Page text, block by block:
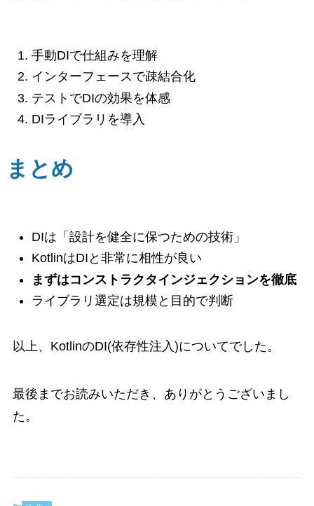
手動DIで仕組みを理解
インターフェースで疎結合化
テストでDIの効果を体感
DIライブラリを導入
まとめ
DIは「設計を健全に保つための技術」
KotlinはDIと非常に相性が良い
まずはコンストラクタインジェクションを徹底
ライブラリ選定は規模と目的で判断
以上、KotlinのDI(依存性注入)についてでした。
最後までお読みいただき、ありがとうございまし
た。